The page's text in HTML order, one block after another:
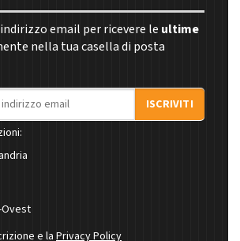
email per ricevere le ultime
nella tua casella di posta
ISCRIVITI
e la Privacy Policy